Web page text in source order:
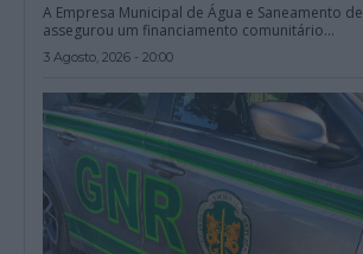
A Empresa Municipal de Água e Saneamento de
assegurou um financiamento comunitário...
3 Agosto, 2026 - 20:00